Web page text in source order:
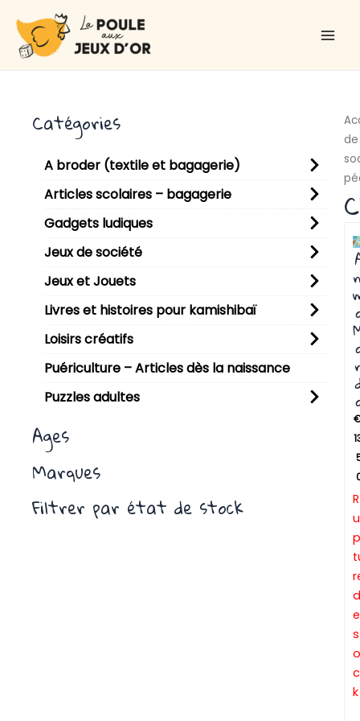
contenu
Catégories
A broder (textile et bagagerie)
Articles scolaires – bagagerie
Gadgets ludiques
Jeux de société
Jeux et Jouets
Livres et histoires pour kamishibaï
Loisirs créatifs
Puériculture – Articles dès la naissance
Puzzles adultes
Ages
Marques
Filtrer par état de stock
de
R
u
p
d
e
o
c
k